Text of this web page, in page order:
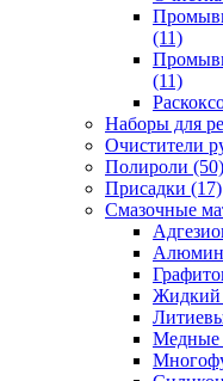
(11)
(11)
Наборы для
Очистители
Полироли (50)
Присадки (17)
Смазочные
Жидкий
Медные